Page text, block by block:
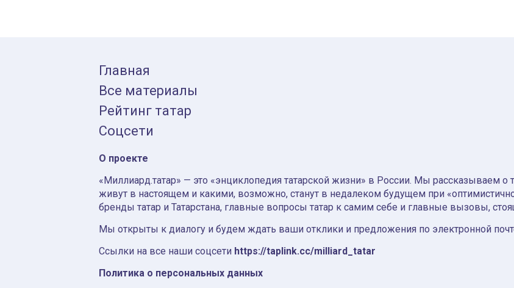
Главная
Все материалы
Рейтинг татар
Соцсети
О проекте
«Миллиард.татар» — это «энциклопедия татарской жизни» в России. Мы рассказываем о
живут в настоящем и какими, возможно, станут в недалеком будущем при
бренды татар и Татарстана, главные вопросы татар к самим себе и главные вызовы,
Мы открыты к диалогу и будем ждать ваши отклики и предложения по электронной
Ссылки на все наши соцсети https://taplink.cc/milliard_tatar
Политика о персональных данных